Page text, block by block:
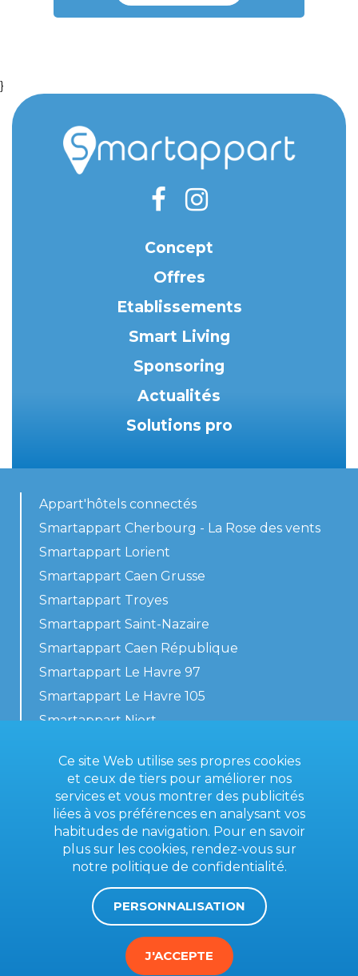
}
Concept
Offres
Etablissements
Smart Living
Sponsoring
Actualités
Solutions pro
Appart'hôtels connectés
Smartappart Cherbourg - La Rose des vents
Smartappart Lorient
Smartappart Caen Grusse
Smartappart Troyes
Smartappart Saint-Nazaire
Smartappart Caen République
Smartappart Le Havre 97
Smartappart Le Havre 105
Smartappart Niort
Contactez-nous
Conditions générales
Mentions légales
Ce site Web utilise ses propres cookies
et ceux de tiers pour améliorer nos
services et vous montrer des publicités
liées à vos préférences en analysant vos
habitudes de navigation. Pour en savoir
plus sur les cookies, rendez-vous sur
notre politique de confidentialité.
PERSONNALISATION
J'ACCEPTE